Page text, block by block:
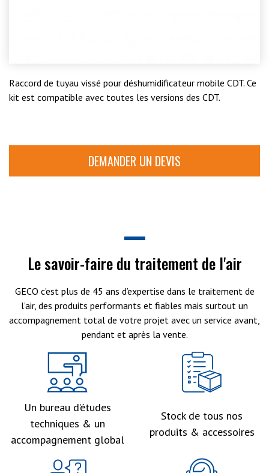
Raccord de tuyau vissé pour déshumidificateur mobile CDT. Ce
kit est compatible avec toutes les versions des CDT.
DEMANDER UN DEVIS
Le savoir-faire du traitement de l'air
GECO c’est plus de 45 ans d’expertise dans le traitement de
l’air, des produits performants et fiables mais surtout un
accompagnement total de votre projet avec un service avant,
pendant et après la vente.
Un bureau d’études
techniques & un
accompagnement global
Stock de tous nos
produits & accessoires